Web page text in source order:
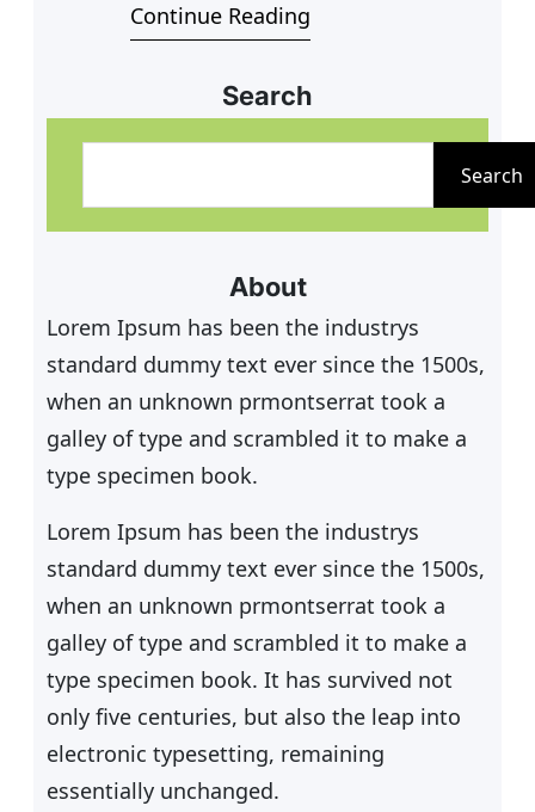
in diesem Jahr mit 8 Titeln als
konnte, freuen wir uns über 5 Titel
Titel gewann der TC GW Rheinberg.
Hier der Artikel aus der
Schwarz-Weiß Budberg
Continue Reading
Search
n
Search
About
Lorem Ipsum has been the industrys
standard dummy text ever since the 1500s,
when an unknown prmontserrat took a
galley of type and scrambled it to make a
type specimen book.
Lorem Ipsum has been the industrys
standard dummy text ever since the 1500s,
when an unknown prmontserrat took a
galley of type and scrambled it to make a
type specimen book. It has survived not
only five centuries, but also the leap into
electronic typesetting, remaining
essentially unchanged.